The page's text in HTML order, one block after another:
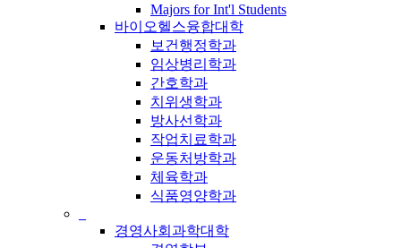
Majors for Int'l Students
바이오헬스융합대학
보건행정학과
임상병리학과
간호학과
치위생학과
방사선학과
작업치료학과
운동처방학과
체육학과
식품영양학과
경영사회과학대학